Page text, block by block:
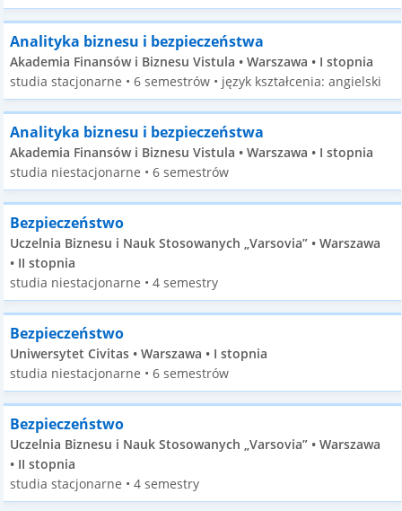
Analityka biznesu i bezpieczeństwa
Akademia Finansów i Biznesu Vistula • Warszawa • I stopnia
studia stacjonarne • 6 semestrów • język kształcenia: angielski
Analityka biznesu i bezpieczeństwa
Akademia Finansów i Biznesu Vistula • Warszawa • I stopnia
studia niestacjonarne • 6 semestrów
Bezpieczeństwo
Uczelnia Biznesu i Nauk Stosowanych „Varsovia” • Warszawa
• II stopnia
studia niestacjonarne • 4 semestry
Bezpieczeństwo
Uniwersytet Civitas • Warszawa • I stopnia
studia niestacjonarne • 6 semestrów
Bezpieczeństwo
Uczelnia Biznesu i Nauk Stosowanych „Varsovia” • Warszawa
• II stopnia
studia stacjonarne • 4 semestry